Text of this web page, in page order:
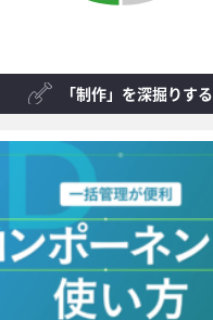
「制作」を深掘りする